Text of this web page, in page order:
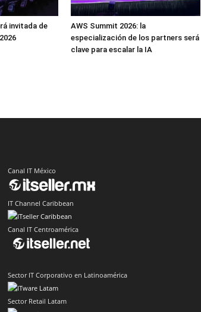
invitada de
AWS Summit 2026: la
especialización de los partners será
clave para escalar la IA
Canal IT México
IT Channel Caribbean
Canal IT Centroamérica
Sector IT Corporativo en Latinoamérica
Sector Retail Latam